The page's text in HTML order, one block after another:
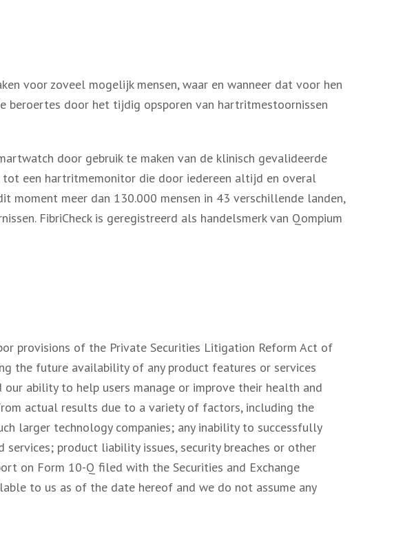
voor zoveel mogelijk mensen, waar en wanneer dat voor hen
beroertes door het tijdig opsporen van hartritmestoornissen
door gebruik te maken van de klinisch gevalideerde
een hartritmemonitor die door iedereen altijd en overal
moment meer dan 130.000 mensen in 43 verschillende landen,
FibriCheck is geregistreerd als handelsmerk van Qompium
provisions of the Private Securities Litigation Reform Act of
the future availability of any product features or services
ability to help users manage or improve their health and
actual results due to a variety of factors, including the
larger technology companies; any inability to successfully
product liability issues, security breaches or other
on Form 10-Q filed with the Securities and Exchange
to us as of the date hereof and we do not assume any